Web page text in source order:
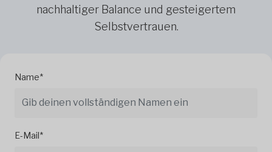
nachhaltiger Balance und gesteigertem
Selbstvertrauen.
Name*
E-Mail*